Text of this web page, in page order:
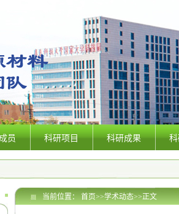
员 科研项目 科研成果 科
当前位置： 首页>>学术动态>>正文